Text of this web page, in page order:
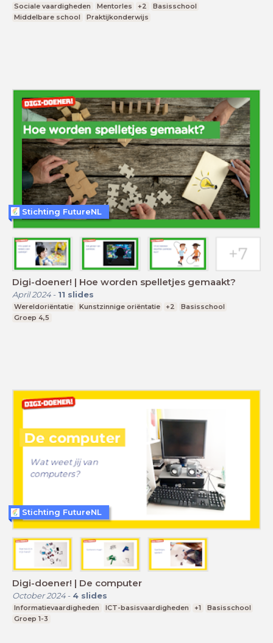
Sociale vaardigheden Mentorles +2
Basisschool
Middelbare school
Praktijkonderwijs
Digi-doener! | Hoe worden spelletjes gemaakt?
April 2024- 11 slides
Wereldoriëntatie Kunstzinnige oriëntatie +2
Basisschool
Groep 4,5
Stichting FutureNL
Digi-doener! | De computer
October 2024- 4 slides
Informatievaardigheden ICT-basisvaardigheden +1
Basisschool
Groep 1-3
Stichting FutureNL